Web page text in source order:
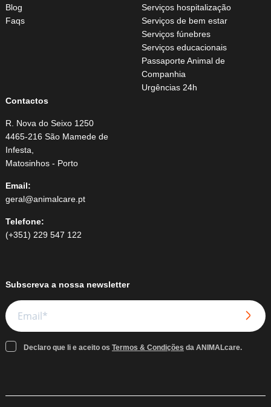
Blog
Faqs
Serviços hospitalização
Serviços de bem estar
Serviços fúnebres
Serviços educacionais
Passaporte Animal de
Companhia
Urgências 24h
Contactos
R. Nova do Seixo 1250
4465-216 São Mamede de
Infesta,
Matosinhos - Porto
Email:
geral@animalcare.pt
Telefone:
(+351) 229 547 122
Subscreva a nossa newsletter
Declaro que li e aceito os Termos & Condições da ANIMALcare.